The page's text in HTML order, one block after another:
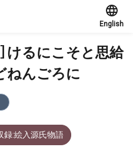
English
］けるにこそと思給
ねんごろに
録:絵入源氏物語